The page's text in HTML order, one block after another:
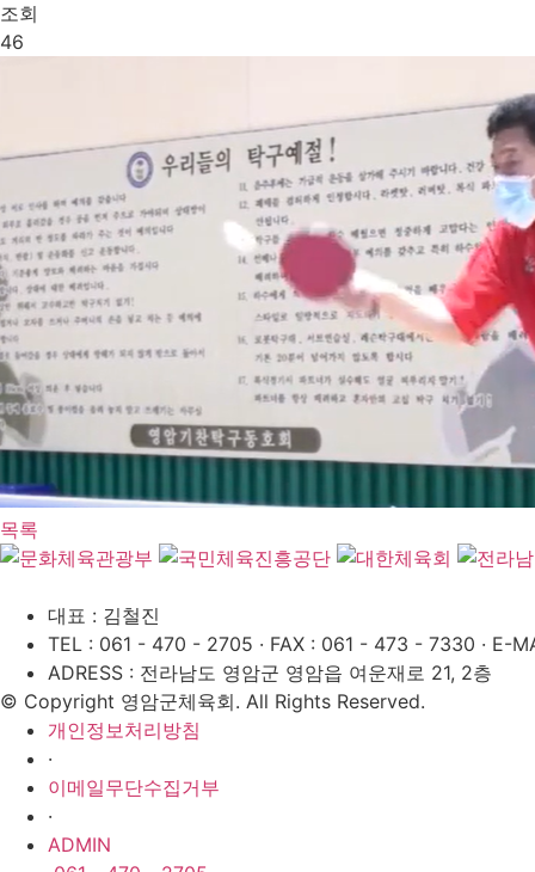
조회
46
목록
대표 : 김철진
TEL : 061 - 470 - 2705 · FAX : 061 - 473 - 7330 · E-
ADRESS : 전라남도 영암군 영암읍 여운재로 21, 2층
© Copyright 영암군체육회. All Rights Reserved.
개인정보처리방침
·
이메일무단수집거부
·
ADMIN